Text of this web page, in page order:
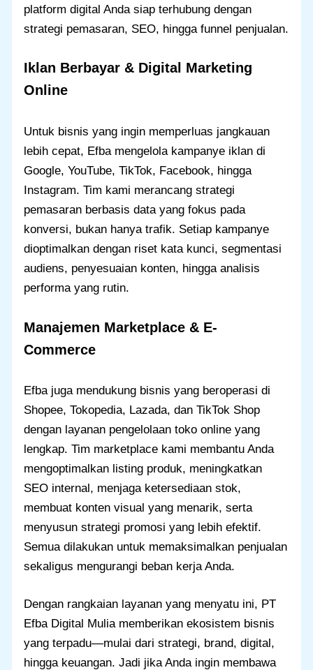
platform digital Anda siap terhubung dengan
strategi pemasaran, SEO, hingga funnel penjualan.
Iklan Berbayar & Digital Marketing
Online
Untuk bisnis yang ingin memperluas jangkauan
lebih cepat, Efba mengelola kampanye iklan di
Google, YouTube, TikTok, Facebook, hingga
Instagram. Tim kami merancang strategi
pemasaran berbasis data yang fokus pada
konversi, bukan hanya trafik. Setiap kampanye
dioptimalkan dengan riset kata kunci, segmentasi
audiens, penyesuaian konten, hingga analisis
performa yang rutin.
Manajemen Marketplace & E-
Commerce
Efba juga mendukung bisnis yang beroperasi di
Shopee, Tokopedia, Lazada, dan TikTok Shop
dengan layanan pengelolaan toko online yang
lengkap. Tim marketplace kami membantu Anda
mengoptimalkan listing produk, meningkatkan
SEO internal, menjaga ketersediaan stok,
membuat konten visual yang menarik, serta
menyusun strategi promosi yang lebih efektif.
Semua dilakukan untuk memaksimalkan penjualan
sekaligus mengurangi beban kerja Anda.
Dengan rangkaian layanan yang menyatu ini, PT
Efba Digital Mulia memberikan ekosistem bisnis
yang terpadu—mulai dari strategi, brand, digital,
hingga keuangan. Jadi jika Anda ingin membawa